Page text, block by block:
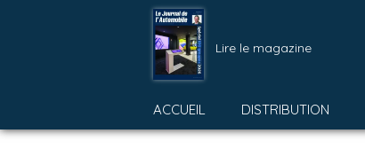
Lire le magazine
ACCUEIL DISTRIBUTION